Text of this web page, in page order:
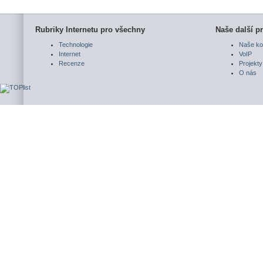
Rubriky Internetu pro všechny
Technologie
Internet
Recenze
Naše další
Naše
VoIP
Projekty
O nás